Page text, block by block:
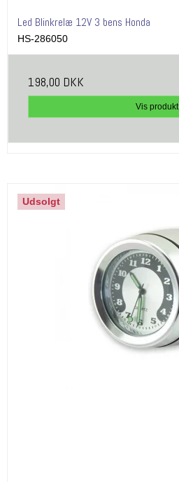
Led Blinkrelæ 12V 3 bens Honda
HS-286050
198,00 DKK
Vis produkt
Udsolgt